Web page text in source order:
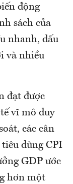
động
sách của
nhanh, dấu
và nhiều
đạt được
vĩ mô duy
các cân
dùng CPI
GDP ước
hơn một